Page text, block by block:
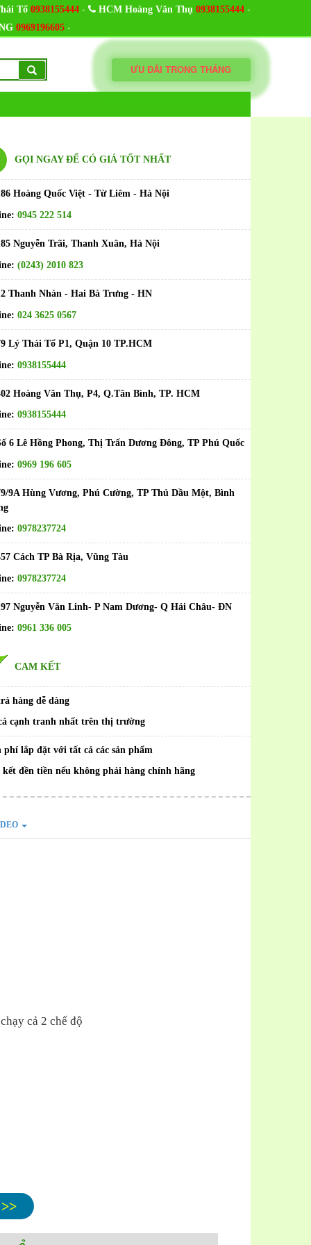
Tổ 0938155444- HCM Hoàng Văn Thụ 0938155444-
0969196605 -
ƯU ĐÃI TRONG THÁNG
GỌI NGAY ĐỂ CÓ GIÁ TỐT NHẤT
Hoàng Quốc Việt - Từ Liêm - Hà Nội
0945 222 514
Nguyễn Trãi, Thanh Xuân, Hà Nội
(0243) 2010 823
Thanh Nhàn - Hai Bà Trưng - HN
024 3625 0567
Lý Thái Tổ P1, Quận 10 TP.HCM
0938155444
Hoàng Văn Thụ, P4, Q.Tân Bình, TP. HCM
0938155444
6 Lê Hồng Phong, Thị Trấn Dương Đông, TP Phú Quốc
0969 196 605
9A Hùng Vương, Phú Cường, TP Thủ Dầu Một, Bình
0978237724
Cách TP Bà Rịa, Vũng Tàu
0978237724
Nguyễn Văn Linh- P Nam Dương- Q Hải Châu- ĐN
0961 336 005
CAM KẾT
hàng dễ dàng
cạnh tranh nhất trên thị trường
phí lắp đặt với tất cả các sản phẩm
kết đền tiền nếu không phải hàng chính hãng
cả 2 chế độ
tại Việt Nam, có giấy chứng nhận của
được công ty GOLDSUN đảm bảo 100% về chất